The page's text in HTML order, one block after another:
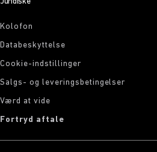
Kolofon
Databeskyttelse
Cookie-indstillinger
Salgs- og leveringsbetingelser
Værd at vide
Fortryd aftale